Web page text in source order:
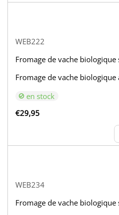
WEB222
Fromage de vache biologique
Fromage de vache biologique
en stock
€29,95
WEB234
Fromage de vache biologique